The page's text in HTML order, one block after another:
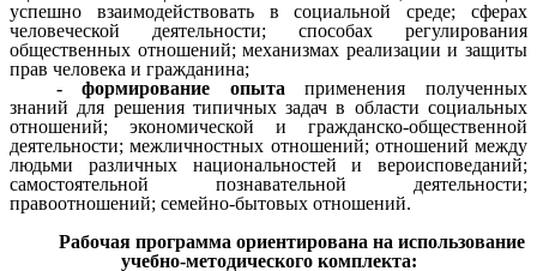
успешно взаимодействовать в социальной среде; сферах
человеческой деятельности; способах регулирования
общественных отношений; механизмах реализации и защиты
прав человека и гражданина;
- формирование опытаприменения
полученных
знаний для решения типичных задач в области социальных
отношений; экономической и гражданско-общественной
деятельности; межличностных отношений; отношений между
людьми различных национальностей и вероисповеданий;
самостоятельной познавательной деятельности;
правоотношений; семейно-бытовых отношений.
Рабочая программа ориентирована на использование
учебно-методического комплекта: